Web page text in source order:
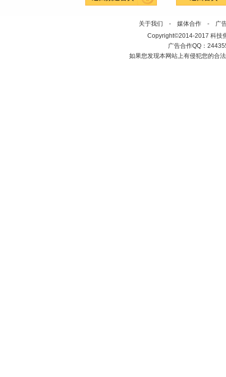
关于我们 - 媒体合作 - 广
Copyright©2014-2017 科技
广告合作QQ：
如果您发现本网站上有侵犯您的合